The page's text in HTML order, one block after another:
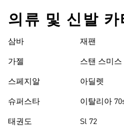
의류 및 신발 카
삼바
가젤
스페지알
슈퍼스타
태권도
재팬
스탠 스미스
아딜렛
이탈리아
Sl 72